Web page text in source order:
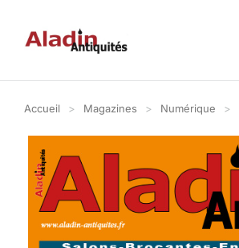
Vous êtes ici :
Accueil Magazines Numérique